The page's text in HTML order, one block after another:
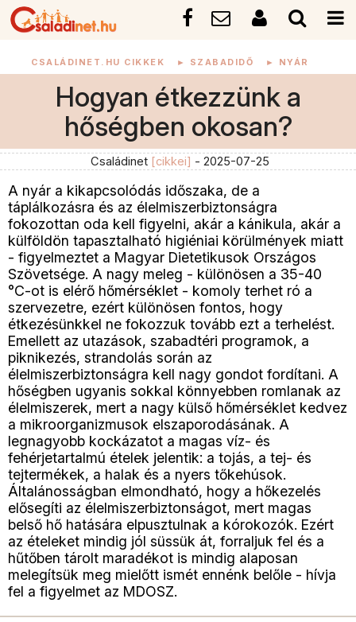
CSALÁDINET.HU CIKKEK ► SZABADIDŐ ► NYÁR
Hogyan étkezzünk a
hőségben okosan?
Családinet [cikkei] - 2025-07-25
A nyár a kikapcsolódás időszaka, de a
táplálkozásra és az élelmiszerbiztonságra
fokozottan oda kell figyelni, akár a kánikula, akár a
külföldön tapasztalható higiéniai körülmények miatt
- figyelmeztet a Magyar Dietetikusok Országos
Szövetsége. A nagy meleg - különösen a 35-40
°C-ot is elérő hőmérséklet - komoly terhet ró a
szervezetre, ezért különösen fontos, hogy
étkezésünkkel ne fokozzuk tovább ezt a terhelést.
Emellett az utazások, szabadtéri programok, a
piknikezés, strandolás során az
élelmiszerbiztonságra kell nagy gondot fordítani. A
hőségben ugyanis sokkal könnyebben romlanak az
élelmiszerek, mert a nagy külső hőmérséklet kedvez
a mikroorganizmusok elszaporodásának. A
legnagyobb kockázatot a magas víz- és
fehérjetartalmú ételek jelentik: a tojás, a tej- és
tejtermékek, a halak és a nyers tőkehúsok.
Általánosságban elmondható, hogy a hőkezelés
elősegíti az élelmiszerbiztonságot, mert magas
belső hő hatására elpusztulnak a kórokozók. Ezért
az ételeket mindig jól süssük át, forraljuk fel és a
hűtőben tárolt maradékot is mindig alaposan
melegítsük meg mielőtt ismét ennénk belőle - hívja
fel a figyelmet az MDOSZ.